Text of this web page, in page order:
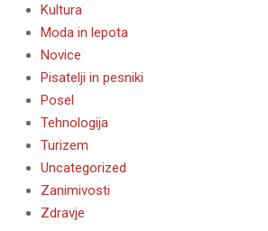
Kultura
Moda in lepota
Novice
Pisatelji in pesniki
Posel
Tehnologija
Turizem
Uncategorized
Zanimivosti
Zdravje